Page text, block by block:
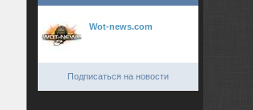
Wot-news.com
Подписаться на новости